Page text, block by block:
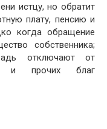
истцу, но обратит
плату, пенсию и
когда обращение
собственника;
отключают от
и прочих благ